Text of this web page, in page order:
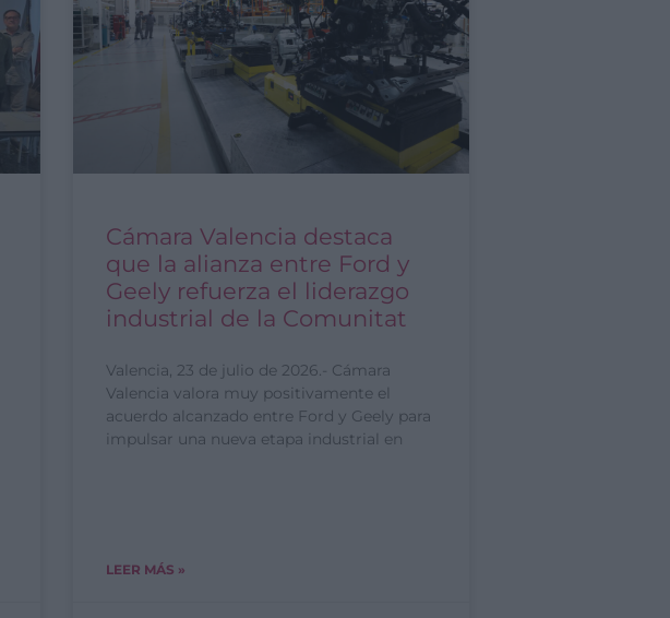
Cámara Valencia destaca
que la alianza entre Ford y
Geely refuerza el liderazgo
industrial de la Comunitat
Valencia, 23 de julio de 2026.- Cámara
Valencia valora muy positivamente el
acuerdo alcanzado entre Ford y Geely para
impulsar una nueva etapa industrial en
LEER MÁS »